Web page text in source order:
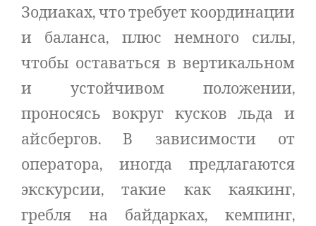
Зодиаках, что требует координации
и баланса, плюс немного силы,
чтобы оставаться в вертикальном
и устойчивом положении,
проносясь вокруг кусков льда и
айсбергов. В зависимости от
оператора, иногда предлагаются
экскурсии, такие как каякинг,
гребля на байдарках, кемпинг,